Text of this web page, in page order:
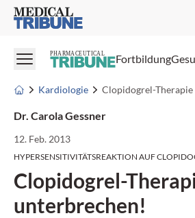
Medical Tribune
PHARMACEUTICAL Fortbildung
Kardiologie Clopidogrel-
Dr. Carola Gessner
12. Feb. 2013
HYPERSENSITIVITÄTSREAKTION AUF
Clopidogrel-
unterbrechen!